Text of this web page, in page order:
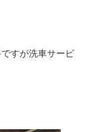
すが洗車サービ